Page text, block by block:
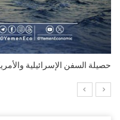
تعرضت لهجمات…